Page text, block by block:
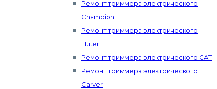
Ремонт триммера электрического
Champion
Ремонт триммера электрического
Huter
Ремонт триммера электрического CAT
Ремонт триммера электрического
Carver